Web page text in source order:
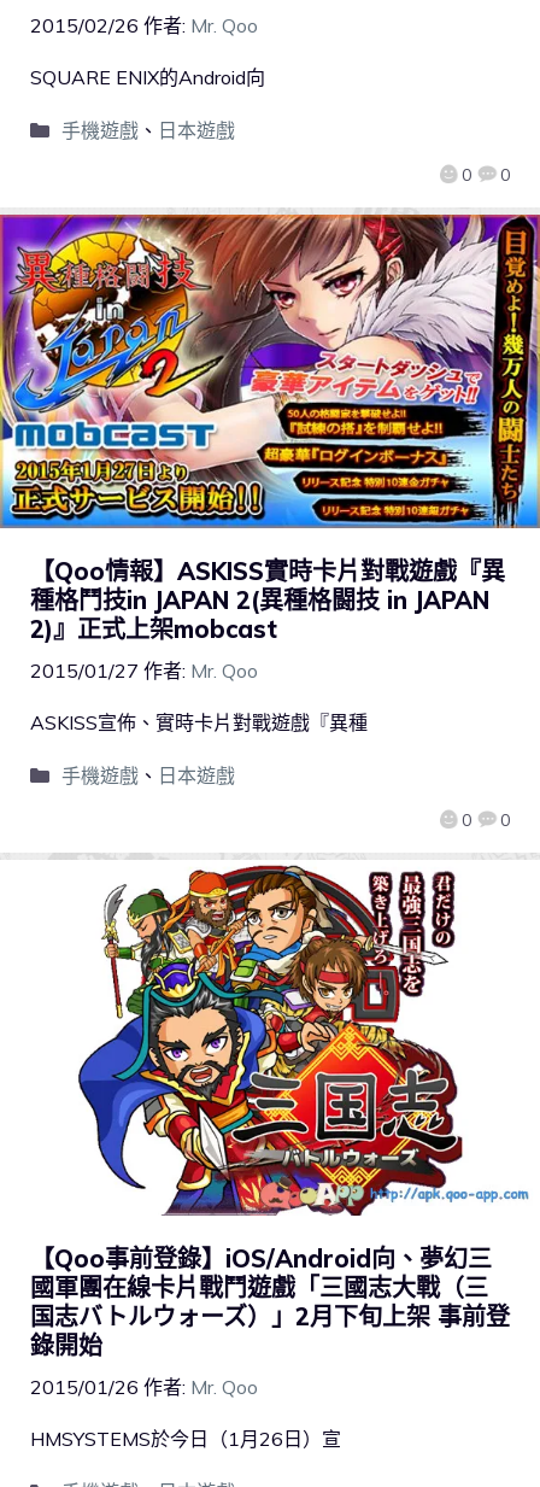
2015/02/26 作者: Mr. Qoo
0 0
SQUARE ENIX的Android向
手機遊戲、 日本遊戲
【Qoo情報】ASKISS實時卡片對戰遊戲『異
種格鬥技in JAPAN 2(異種格闘技 in JAPAN
2)』正式上架mobcast
2015/01/27 作者: Mr. Qoo
0 0
ASKISS宣佈、實時卡片對戰遊戲『異種
手機遊戲、 日本遊戲
【Qoo事前登錄】iOS/Android向、夢幻三
國軍團在線卡片戰鬥遊戲「三國志大戰（三
国志バトルウォーズ）」2月下旬上架 事前登
錄開始
2015/01/26 作者: Mr. Qoo
HMSYSTEMS於今日（1月26日）宣